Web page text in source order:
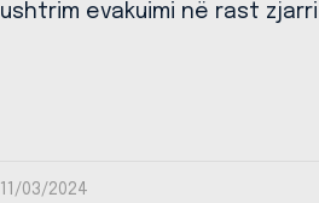
ushtrim evakuimi në rast zjarri
11/03/2024